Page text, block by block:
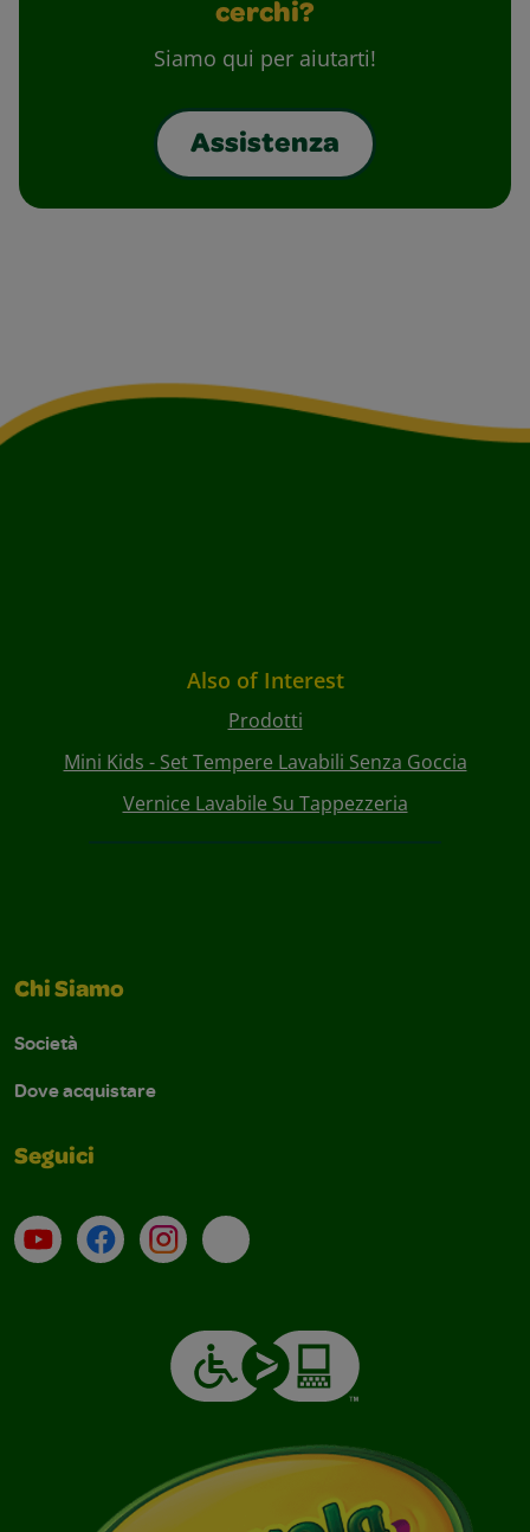
cerchi?
Siamo qui per aiutarti!
Assistenza
Also of Interest
Prodotti
Mini Kids - Set Tempere Lavabili Senza Goccia
Vernice Lavabile Su Tappezzeria
Chi Siamo
Società
Dove acquistare
Seguici
Su YouTube
ContattiProfilo Instagram
Email